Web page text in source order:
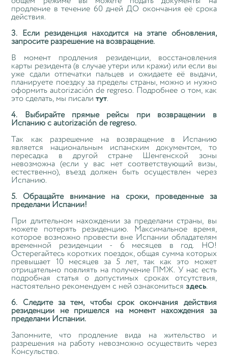
продление в течение 60 дней ДО окончания её срока
действия.
3. Если резиденция находится на этапе обновления,
запросите разрешение на возвращение.
В момент продления резиденции, восстановления
карты резидента (в случае утери или кражи) или если вы
уже сдали отпечатки пальцев и ожидаете её выдачи,
планируете поездку за пределы страны, можно и нужно
оформить autorización de regreso. Подробнее о том, как
это сделать, мы писалитут.
4. Выбирайте прямые рейсы при возвращении в
Испанию с autorización de regreso.
Так как разрешение на возвращение в Испанию
является национальным испанским документом, то
пересадка в другой стране Шенгенской зоны
невозможна (если у вас нет соответствующий визы,
естественно), въезд должен быть осуществлен через
Испанию.
5. Обращайте внимание на сроки, проведенные за
пределами Испании!
При длительном нахождении за пределами страны, вы
можете потерять резиденцию. Максимальное время,
которое возможно провести вне Испании обладателям
временной резиденции - 6 месяцев в год. НО!
Остерегайтесь коротких поездок, общая сумма которых
превышает 10 месяцев за 5 лет, так как это может
отрицательно повлиять на получение ПМЖ. У нас есть
подробная статья о допустимых сроках отсутствия,
настоятельно рекомендуем с ней ознакомитьсяздесь.
6. Следите за тем, чтобы срок окончания действия
резиденции не пришелся на момент нахождения за
пределами Испании.
Запомните, что продление вида на жительство и
разрешения на работу невозможно осуществить через
Консульство.